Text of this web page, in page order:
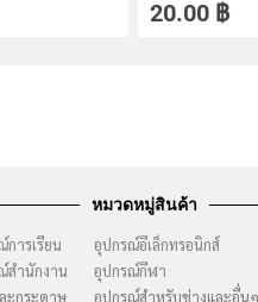
20.00 ฿
หมวดหมู่สินค้า
การเรียน
สำนักงาน
ะกระดาษ
อุปกรณ์อีเล็กทรอนิกส์
อุปกรณ์กีฬา
อุปกรณ์สำหรับช่างและอื่นๆ